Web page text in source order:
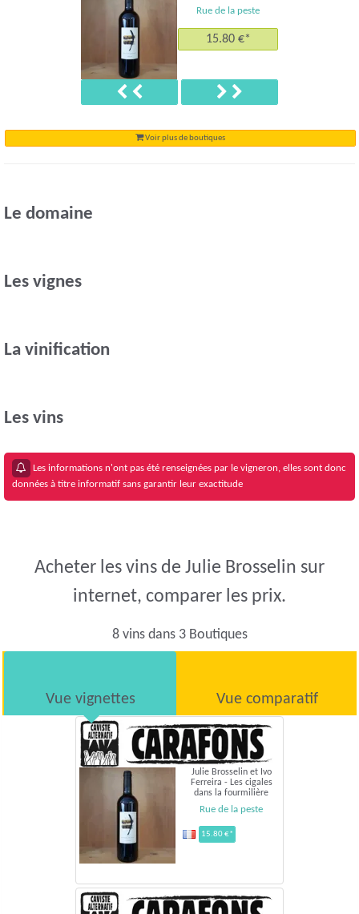
Rue de la peste
15.80 €*
Précédent Suivant
Voir plus de boutiques
Le domaine
Les vignes
La vinification
Les vins
Les informations n'ont pas été renseignées par le vigneron, elles sont donc
données à titre informatif sans garantir leur exactitude
Acheter les vins de Julie Brosselin sur
internet, comparer les prix.
8 vins dans 3 Boutiques
Vue vignettes Vue comparatif
Julie Brosselin et Ivo
Ferreira - Les cigales
dans la fourmilière
Rue de la peste
15.80 €*